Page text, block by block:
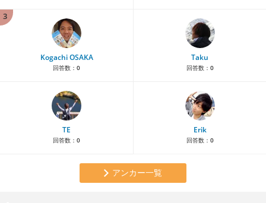
3
Kogachi OSAKA
回答数： 0
Taku
回答数： 0
TE
回答数： 0
Erik
回答数： 0
アンカー一覧